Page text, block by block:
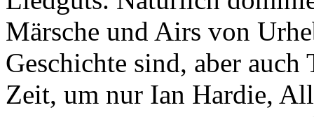
Märsche und Airs von
Geschichte sind, aber
Zeit, um nur Ian Hardie,